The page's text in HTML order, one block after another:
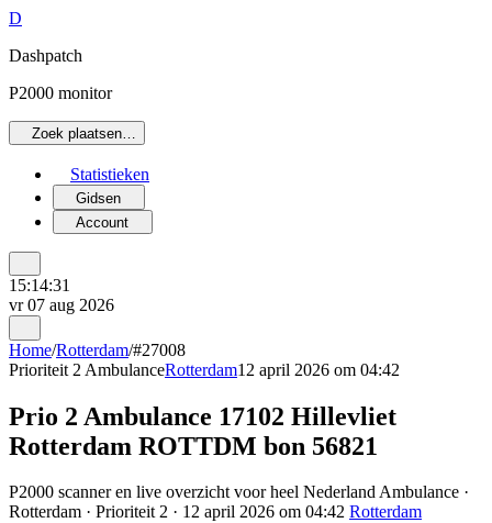
D
Dashpatch
P2000 monitor
Zoek plaatsen…
Statistieken
Gidsen
Account
15:14:31
vr 07 aug 2026
Home/Rotterdam/#27008
Prioriteit 2 AmbulanceRotterdam12 april 2026 om 04:42
Prio 2 Ambulance 17102 Hillevliet
Rotterdam ROTTDM bon 56821
P2000 scanner en live overzicht voor heel Nederland Ambulance ·
Rotterdam · Prioriteit 2 · 12 april 2026 om 04:42 Rotterdam